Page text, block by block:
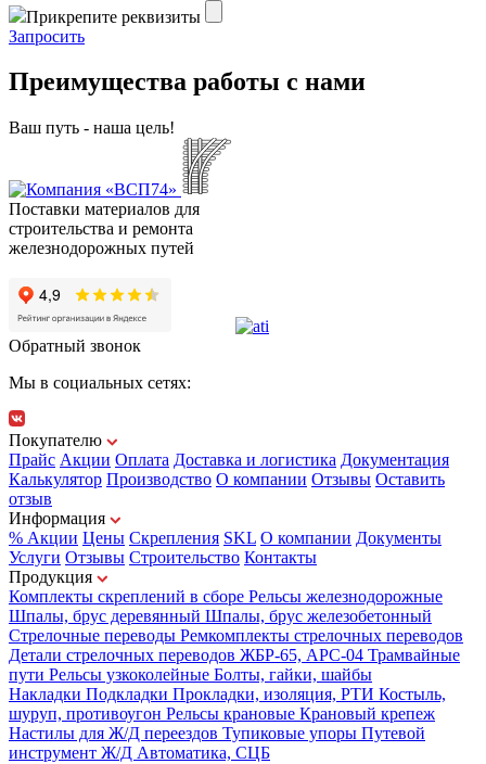
Пpикpeпитe peквизиты
Зaпpocить
Преимущества работы с нами
Ваш путь - наша цель!
Поставки материалов для
строительства и ремонта
железнодорожных путей
Обратный звонок
Мы в социальных сетях:
Покупателю
Прайс Акции Оплата Доставка и логистика Документация
Калькулятор Производство О компании Отзывы Оставить
отзыв
Информация
% Акции Цены Скрепления SKL О компании Документы
Услуги Отзывы Строительство Контакты
Продукция
Комплекты скреплений в сборе Рельсы железнодорожные
Шпалы, брус деревянный Шпалы, брус железобетонный
Стрелочные переводы Ремкомплекты стрелочных переводов
Детали стрелочных переводов ЖБР-65, АРС-04 Трамвайные
пути Рельсы узкоколейные Болты, гайки, шайбы
Накладки Подкладки Прокладки, изоляция, РТИ Костыль,
шуруп, противоугон Рельсы крановые Крановый крепеж
Настилы для Ж/Д переездов Тупиковые упоры Путевой
инструмент Ж/Д Автоматика, СЦБ